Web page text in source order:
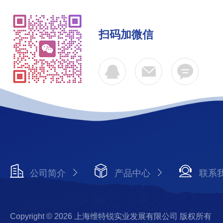
扫码加微信
公司简介 产品中心 联系
Copyright © 2026 上海维特锐实业发展有限公司 版权所有